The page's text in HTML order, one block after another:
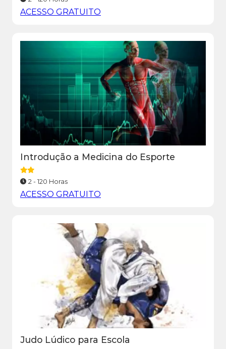
ACESSO GRATUITO
Introdução a Medicina do Esporte
2 - 120 Horas
ACESSO GRATUITO
Judo Lúdico para Escola